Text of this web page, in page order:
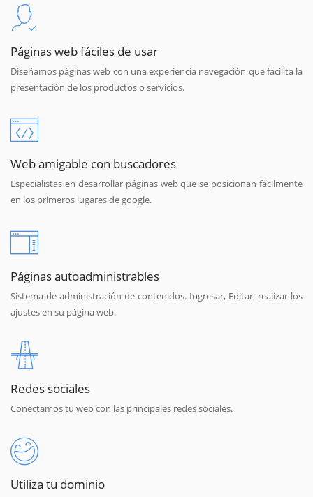
Páginas web fáciles de usar
Diseñamos páginas web con una experiencia navegación que facilita la
presentación de los productos o servicios.
Web amigable con buscadores
Especialistas en desarrollar páginas web que se posicionan fácilmente
en los primeros lugares de google.
Páginas autoadministrables
Sistema de administración de contenidos. Ingresar, Editar, realizar los
ajustes en su página web.
Redes sociales
Conectamos tu web con las principales redes sociales.
Utiliza tu dominio